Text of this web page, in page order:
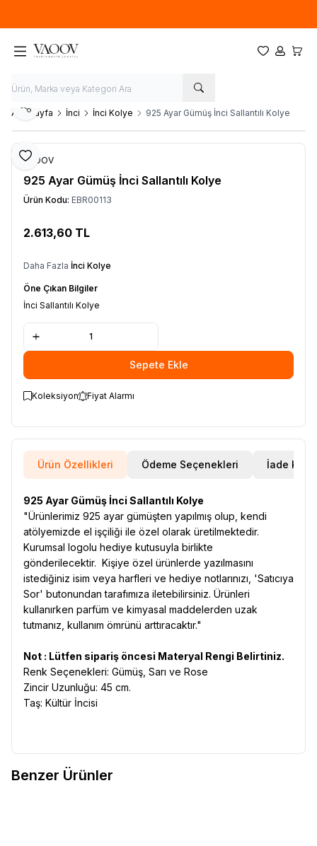
Favorilerim
Hesabım
Ana Sayfa İnci İnci Kolye 925 Ayar Gümüş İnci Sallantılı Kolye
Favoriye Ekle
Paylaş
VAOOV
925 Ayar Gümüş İnci Sallantılı Kolye
Ürün Kodu: EBR00113
2.613,60 TL
Daha Fazla İnci Kolye
Öne Çıkan Bilgiler
İnci Sallantılı Kolye
Sepete Ekle
Koleksiyon Fiyat Alarmı
Ürün Özellikleri Ödeme Seçenekleri İade
925 Ayar Gümüş İnci Sallantılı Kolye
"Ürünlerimiz 925 ayar gümüşten yapılmış olup, kendi
atölyemizde el işçiliği ile özel olarak üretilmektedir.
Kurumsal logolu hediye kutusuyla birlikte
gönderilecektir. Kişiye özel ürünlerde yazılmasını
istediğiniz isim veya harfleri ve hediye notlarınızı, 'Satıcıya
Sor' butonundan tarafımıza iletebilirsiniz. Ürünleri
kullanırken parfüm ve kimyasal maddelerden uzak
tutmanız, kullanım ömrünü arttıracaktır."
Not : Lütfen sipariş öncesi Materyal Rengi Belirtiniz.
Renk Seçenekleri: Gümüş, Sarı ve Rose
Zincir Uzunluğu: 45 cm.
Taş: Kültür İncisi
Benzer Ürünler